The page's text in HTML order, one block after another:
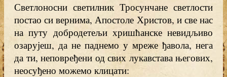
Светлоносни светилник Тросунчане светлости
постао си вернима, Апостоле Христов, и све нас
на путу добродетељи хришћанске невидљиво
озарујеш, да не паднемо у мреже ђавола, нега
да ти, неповређени од свих лукавстава његових,
неосуђено можемо клицати: